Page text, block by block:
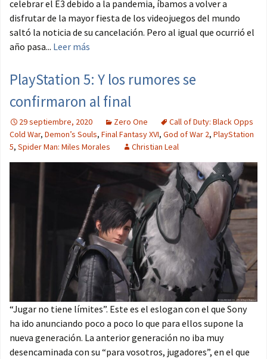
celebrar el E3 debido a la pandemia, íbamos a volver a
disfrutar de la mayor fiesta de los videojuegos del mundo
saltó la noticia de su cancelación. Pero al igual que ocurrió el
año pasa... Leer más
PlayStation 5: Y los rumores se
confirmaron al final
29 septiembre, 2020 Zero One
Call of Duty: Black Opps
Cold War, Demon’s Souls, Final Fantasy XVI, God of War 2, PlayStation
5, Spider Man: Miles Morales Christian Leal
“Jugar no tiene límites”. Este es el eslogan con el que Sony
ha ido anunciando poco a poco lo que para ellos supone la
nueva generación. La anterior generación no iba muy
desencaminada con su “para vosotros, jugadores”, en el que